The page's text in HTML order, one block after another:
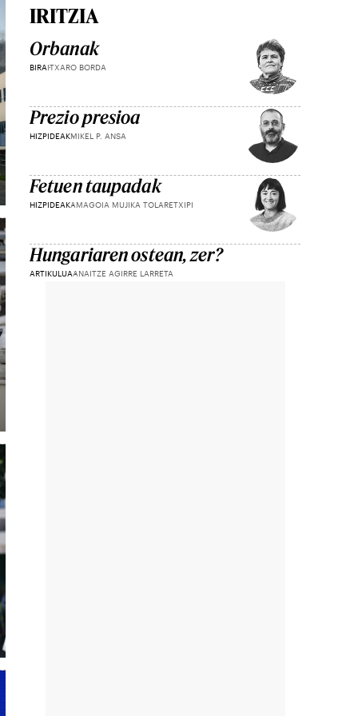
IRITZIA
Orbanak
BIRAITXARO BORDA
Prezio presioa
HIZPIDEAKMIKEL P. ANSA
Fetuen taupadak
HIZPIDEAKAMAGOIA MUJIKA TOLARETXIPI
Hungariaren ostean, zer?
ARTIKULUAANAITZE AGIRRE LARRETA